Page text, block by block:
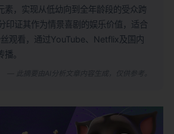
素，实现从低幼向到全年龄段的受众跨
印证其作为情景喜剧的娱乐价值，适合
观看，通过YouTube、Netflix及国内
。